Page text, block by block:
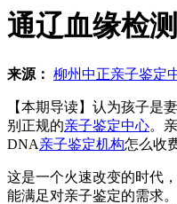
通辽血缘检
来源： 柳州中正亲子鉴定
【本期导读】认为孩子是
别正规的亲子鉴定中心。
DNA亲子鉴定机构怎么收
这是一个火速改变的时代
能满足对亲子鉴定的需求